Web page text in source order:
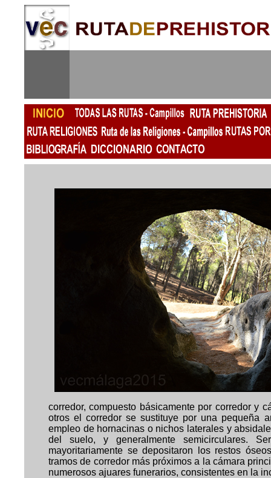
corredor, compuesto básicamente por corredor y
otros el corredor se sustituye por una pequeña
empleo de hornacinas o nichos laterales y
del suelo, y generalmente semicirculares.
mayoritariamente se depositaron los restos
tramos de corredor más próximos a la cámara
numerosos ajuares funerarios, consistentes en la